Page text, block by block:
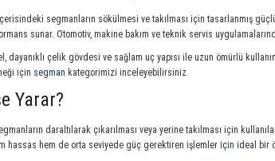
segmanların sökülmesi ve takılması için tasarlanmış
sunar. Otomotiv, makine bakım ve teknik servis
çelik gövdesi ve sağlam uç yapısı ile uzun ömürlü
için segman kategorimizi inceleyebilirsiniz.
Yarar?
daraltılarak çıkarılması veya yerine takılması için
hassas hem de orta seviyede güç gerektiren işlemler için ideal bir